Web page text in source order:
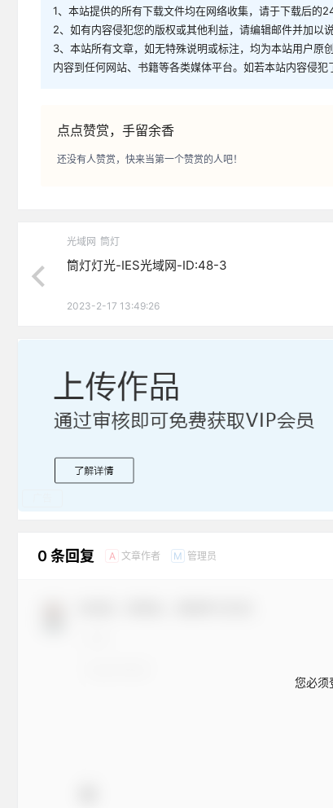
1、本站提供的所有下载文件均在网络收集，请于下载后的
2、如有内容侵犯您的版权或其他利益，请编辑邮件并加
3、本站所有文章，如无特殊说明或标注，均为本站用户原
内容到任何网站、书籍等各类媒体平台。如若本站内容侵犯
点点赞赏，手留余香
还没有人赞赏，快来当第一个赞赏的人吧！
光域网 筒灯
筒灯灯光-IES光域网-ID:48-3
2023-2-17 13:49:26
0 条回复 A 文章作者 M 管理员
您必须